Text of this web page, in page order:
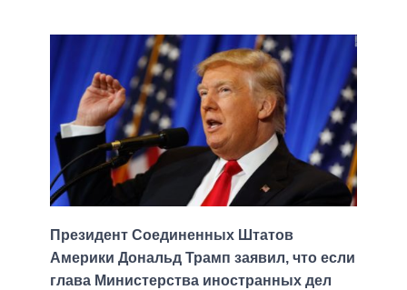
Президент Соединенных Штатов
Америки Дональд Трамп заявил, что если
глава Министерства иностранных дел